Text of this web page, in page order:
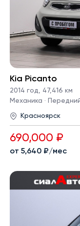
Kia Picanto
2014 год, 47,416 км
Механика · Передний
Красноярск
690,000 ₽
от 5,640 ₽/мес